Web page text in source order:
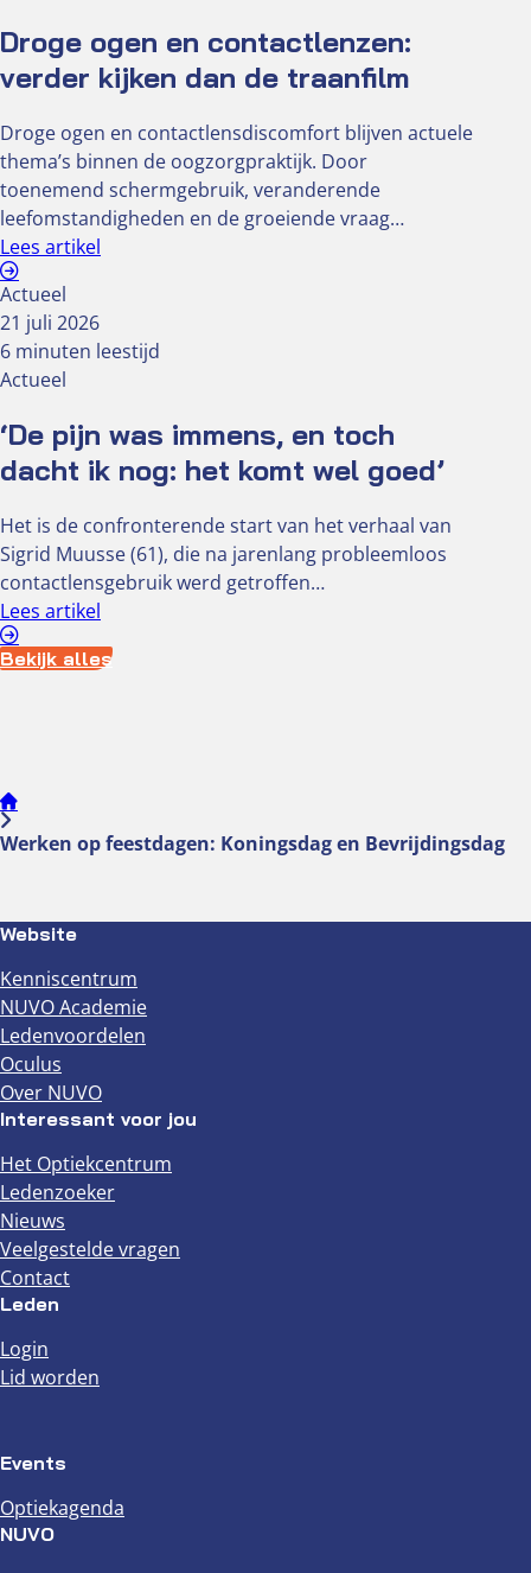
Droge ogen en contactlenzen:
verder kijken dan de traanfilm
Droge ogen en contactlensdiscomfort blijven actuele
thema’s binnen de oogzorgpraktijk. Door
toenemend schermgebruik, veranderende
leefomstandigheden en de groeiende vraag…
Lees artikel
Actueel
21 juli 2026
6 minuten leestijd
Actueel
‘De pijn was immens, en toch
dacht ik nog: het komt wel goed’
Het is de confronterende start van het verhaal van
Sigrid Muusse (61), die na jarenlang probleemloos
contactlensgebruik werd getroffen…
Lees artikel
Bekijk alles
Werken op feestdagen: Koningsdag en Bevrijdingsdag
Website
Kenniscentrum
NUVO Academie
Ledenvoordelen
Oculus
Over NUVO
Interessant voor jou
Het Optiekcentrum
Ledenzoeker
Nieuws
Veelgestelde vragen
Contact
Leden
Login
Lid worden
Events
Optiekagenda
NUVO